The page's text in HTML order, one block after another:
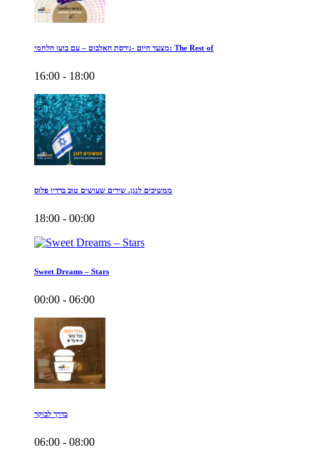
מצעד היום -גירסת האלבום – עם בועז הלחמי: The Rest of
16:00 - 18:00
ממשיכים לנגן. שירים שעושים טוב ברדיו פלוס
18:00 - 00:00
Sweet Dreams – Stars
00:00 - 06:00
בדרך לבוקר
06:00 - 08:00